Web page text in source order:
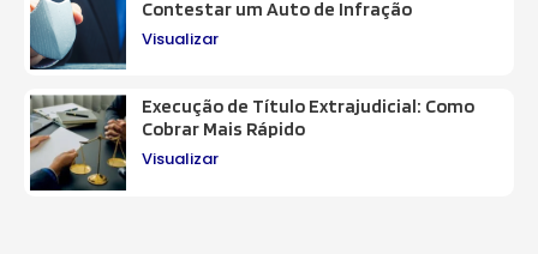
Contestar um Auto de Infração
Visualizar
Execução de Título Extrajudicial: Como
Cobrar Mais Rápido
Visualizar